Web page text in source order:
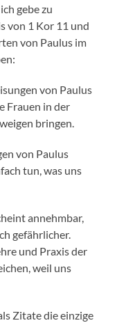
gebe zu
von 1 Kor 11 und
von Paulus im
von Paulus
Frauen in der
bringen.
von Paulus
tun, was uns
annehmbar,
gefährlicher.
und Praxis der
weil uns
Zitate die einzige